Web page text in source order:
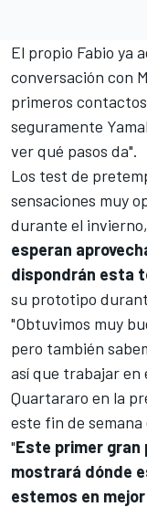
El propio Fabio ya
conversación con
primeros
seguramente
ver qué pasos da".
Los test de
sensaciones muy
durante el
esperan
dispondrán esta
su prototipo
"Obtuvimos muy
pero también
así que trabajar en
Quartararo en la
este fin de semana
"Este primer
mostrará dónde
estemos en